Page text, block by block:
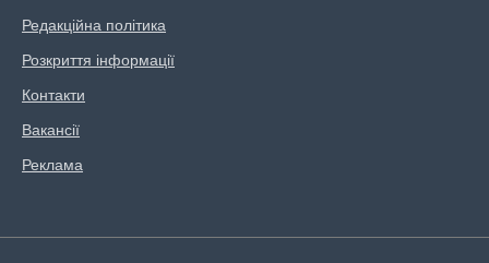
Редакційна політика
Розкриття інформації
Контакти
Вакансії
Реклама